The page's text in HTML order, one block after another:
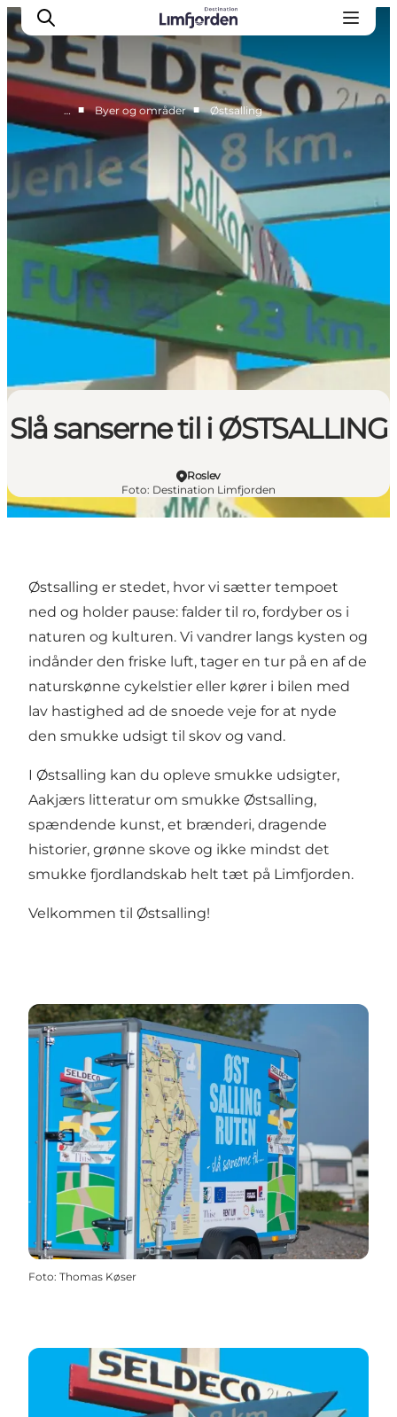
Oplevelser
Eventkalender
Smagsoplevelser
Autocamperferie
UNESCO verdensarv
Overnatning
Den store guide
… ■ Byer og områder ■ Østsalling
Slå sanserne til i ØSTSALLING
Roslev
Foto: Destination Limfjorden
Østsalling er stedet, hvor vi sætter tempoet
ned og holder pause: falder til ro, fordyber os i
naturen og kulturen. Vi vandrer langs kysten og
indånder den friske luft, tager en tur på en af de
naturskønne cykelstier eller kører i bilen med
lav hastighed ad de snoede veje for at nyde
den smukke udsigt til skov og vand.
I Østsalling kan du opleve smukke udsigter,
Aakjærs litteratur om smukke Østsalling,
spændende kunst, et brænderi, dragende
historier, grønne skove og ikke mindst det
smukke fjordlandskab helt tæt på Limfjorden.
Velkommen til Østsalling!
Foto: Thomas Køser